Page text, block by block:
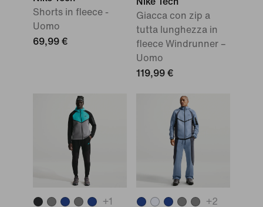
Shorts in fleece -
Uomo
69,99 €
Giacca con zip a
tutta lunghezza in
fleece Windrunner –
Uomo
119,99 €
+1
+2